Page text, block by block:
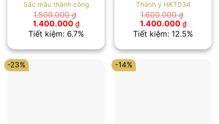
Sắc màu thành công
1.500.000₫
Giá
gốc
là:
1.400.000 ₫Giá
hiện
tại
1.400.000 ₫.
Tiết kiệm: 6.7%
Thành ý HKT034
1.600.000₫
Giá
gốc
là:
1.400.000 ₫Giá
hiện
tại
Tiết kiệm: 12.5%
-23% -14%